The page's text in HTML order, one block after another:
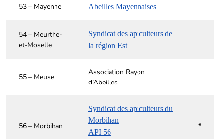
53 – Mayenne Abeilles Mayennaises
54 – Meurthe-
et-Moselle
Syndicat des apiculteurs de
la région Est
55 – Meuse
Association Rayon
d’Abeilles
56 – Morbihan
Syndicat des apiculteurs du
Morbihan
API 56
*